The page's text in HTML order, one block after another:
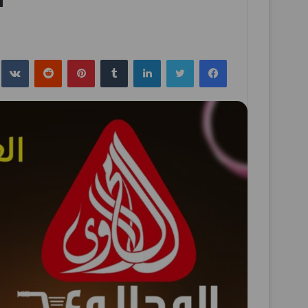
فيسبوك تويتر لينكدإن بينتيريست